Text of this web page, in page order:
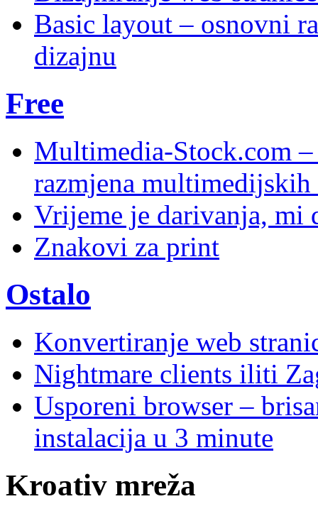
Basic layout – osnovni
dizajnu
Free
Multimedia-Stock.com –
razmjena multimedijskih
Vrijeme je darivanja, mi
Znakovi za print
Ostalo
Konvertiranje web
Nightmare clients iliti
Usporeni browser –
instalacija u 3 minute
Kroativ mreža